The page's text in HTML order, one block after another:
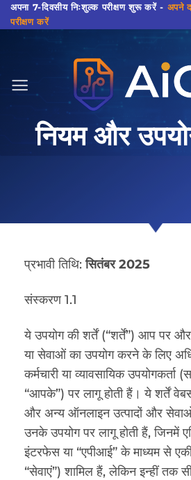
सामग्री
पर
अपना 7-दिवसीय निःशुल्क परीक्षण शुरू करें - अपने
परीक्षण करें
नियम और
प्रभावी तिथि:सितंबर 2025
संस्करण 1.1
ये उपयोग की शर्तें (“शर्तें”) आप पर और
या सेवाओं का उपयोग करने के लिए
कर्मचारी या व्यावसायिक
“आपके”) पर लागू होती हैं। ये शर्तें
और अन्य ऑनलाइन उत्पादों और
उनके उपयोग पर लागू होती हैं, जिनमें
इंटरफेस या “एपीआई” के माध्यम से
“सेवाएं”) शामिल हैं, लेकिन इन्हीं तक